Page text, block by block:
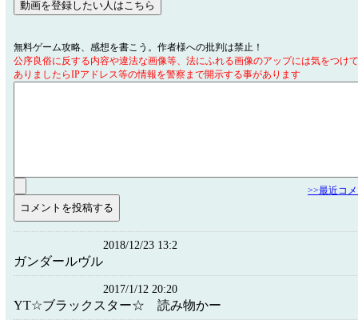
無料ゲーム攻略、感想を書こう。作者様への批判は禁止！
公序良俗に反する内容や違法な画像等、法にふれる画像のアップには気をつけ
ありましたらIPアドレス等の情報を警察まで開示する事があります
>>最近コ
2018/12/23 13:2
ガンダールヴル
2017/1/12 20:20
YT☆ブラックスター☆ 読み物かー